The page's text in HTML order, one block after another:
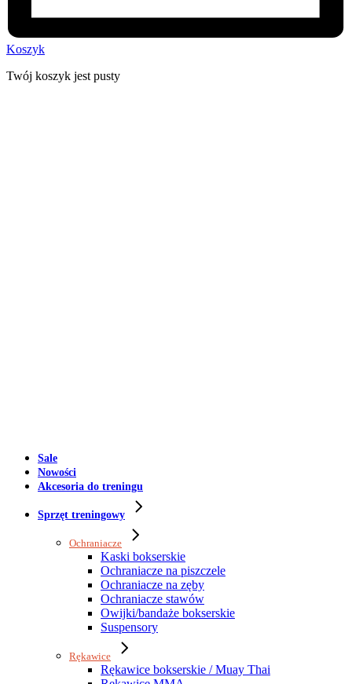
Koszyk
Twój koszyk jest pusty
Sale
Nowości
Akcesoria do treningu
Sprzęt treningowy
Ochraniacze
Kaski bokserskie
Ochraniacze na piszczele
Ochraniacze na zęby
Ochraniacze stawów
Owijki/bandaże bokserskie
Suspensory
Rękawice
Rękawice bokserskie / Muay Thai